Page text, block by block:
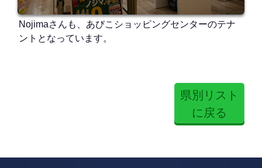
Nojimaさんも、あびこショッピングセンターのテナ
ントとなっています。
県別リスト
に戻る